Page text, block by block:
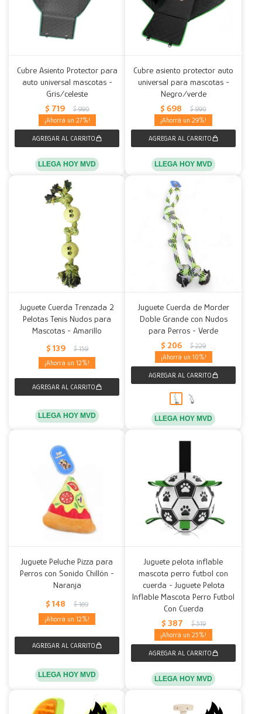
Cubre Asiento Protector para
auto universal mascotas -
Gris/celeste
$ 719 $ 990
27
LLEGA HOY MVD
Cubre asiento protector auto
universal para mascotas -
Negro/verde
$ 698 $ 990
29
LLEGA HOY MVD
Juguete Cuerda Trenzada 2
Pelotas Tenis Nudos para
Mascotas - Amarillo
$ 139 $ 159
12
LLEGA HOY MVD
Juguete Cuerda de Morder
Doble Grande con Nudos
para Perros - Verde
$ 206 $ 229
10
LLEGA HOY MVD
Juguete Peluche Pizza para
Perros con Sonido Chillón -
Naranja
$ 148 $ 169
12
LLEGA HOY MVD
Juguete pelota inflable
mascota perro futbol con
cuerda - Juguete Pelota
Inflable Mascota Perro Futbol
Con Cuerda
$ 387 $ 519
25
LLEGA HOY MVD